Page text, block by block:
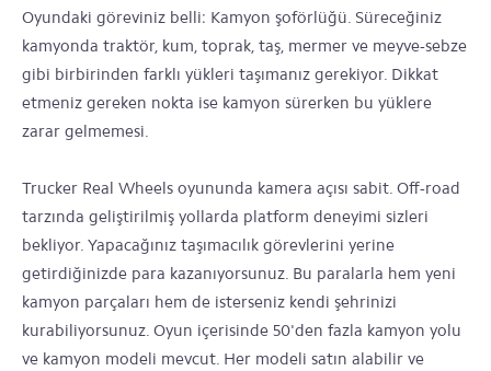
Oyundaki göreviniz belli: Kamyon şoförlüğü. Süreceğiniz
kamyonda traktör, kum, toprak, taş, mermer ve meyve-sebze
gibi birbirinden farklı yükleri taşımanız gerekiyor. Dikkat
etmeniz gereken nokta ise kamyon sürerken bu yüklere
zarar gelmemesi.
Trucker Real Wheels oyununda kamera açısı sabit. Off-road
tarzında geliştirilmiş yollarda platform deneyimi sizleri
bekliyor. Yapacağınız taşımacılık görevlerini yerine
getirdiğinizde para kazanıyorsunuz. Bu paralarla hem yeni
kamyon parçaları hem de isterseniz kendi şehrinizi
kurabiliyorsunuz. Oyun içerisinde 50'den fazla kamyon yolu
ve kamyon modeli mevcut. Her modeli satın alabilir ve